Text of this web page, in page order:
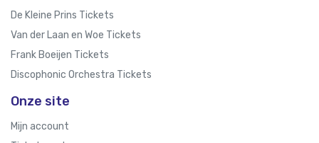
De Kleine Prins Tickets
Van der Laan en Woe Tickets
Frank Boeijen Tickets
Discophonic Orchestra Tickets
Onze site
Mijn account